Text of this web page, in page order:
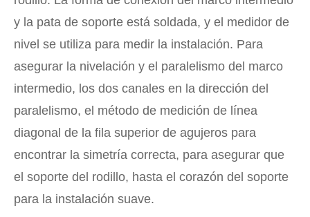
y la pata de soporte está soldada, y el medidor de
nivel se utiliza para medir la instalación. Para
asegurar la nivelación y el paralelismo del marco
intermedio, los dos canales en la dirección del
paralelismo, el método de medición de línea
diagonal de la fila superior de agujeros para
encontrar la simetría correcta, para asegurar que
el soporte del rodillo, hasta el corazón del soporte
para la instalación suave.